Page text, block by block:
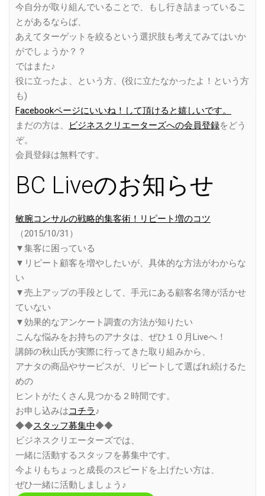
今自分が取り組んでいることで、もし行き詰まっているこ
とがあるならば、
あえてターゲットを絞るという選択肢も考えてみてはいか
がでしょうか？？
ではまた♪
役に立ったよ、という方、(役に立たなかったよ！という方
も)
Facebookページにいいね！して頂けると嬉しいです。
まだの方は、
ビジネスクリエーターズへの会員登録をどう
ぞ。
会員登録は無料です。
BC Liveのお知らせ
敏腕コンサルの戦略的集客術！リピート増のコツ
（2015/10/31）
▼集客に困っている
▼リピート顧客を増やしたいが、具体的な方法がわからな
い
▼売上アップの手段として、手元にある顧客名簿が活かせ
ていない
▼効果的なアンケート調査の方法が知りたい
こんな悩みをお持ちのアナタは、ぜひ１０月Liveへ！
講師の秋山氏が実際に行ってきた取り組みから、
アナタの商品やサービスが、リピートして選ばれ続けるた
めの
ヒントがたくさん見つかる２時間です。
お申し込みはコチラ♪
◆◆スタッフ募集中◆◆
ビジネスクリエーターズでは、
一緒に活動するスタッフを募集中です。
今よりもちょっと成長のスピードを上げたい方は、
ぜひ一緒に活動しましょう♪